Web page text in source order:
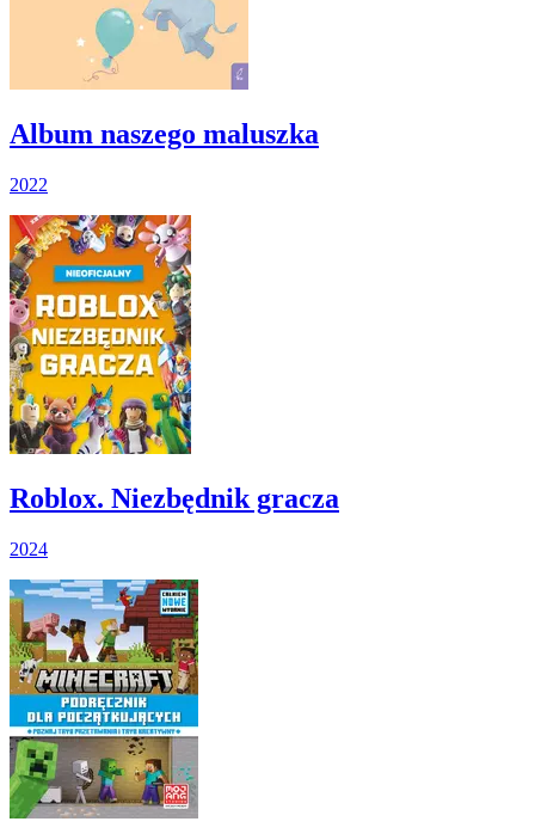
Album naszego maluszka
2022
Roblox. Niezbędnik gracza
2024